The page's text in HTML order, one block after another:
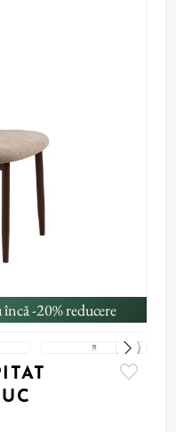
-20% reducere